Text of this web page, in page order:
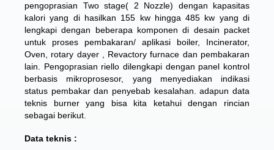
pengoprasian Two stage( 2 Nozzle) dengan kapasitas
kalori yang di hasilkan 155 kw hingga 485 kw yang di
lengkapi dengan beberapa komponen di desain packet
untuk proses pembakaran/ aplikasi boiler, Incinerator,
Oven, rotary dayer , Revactory furnace dan pembakaran
lain. Pengoprasian riello dilengkapi dengan panel kontrol
berbasis mikroprosesor, yang menyediakan indikasi
status pembakar dan penyebab kesalahan. adapun data
teknis burner yang bisa kita ketahui dengan rincian
sebagai berikut.
Data teknis :